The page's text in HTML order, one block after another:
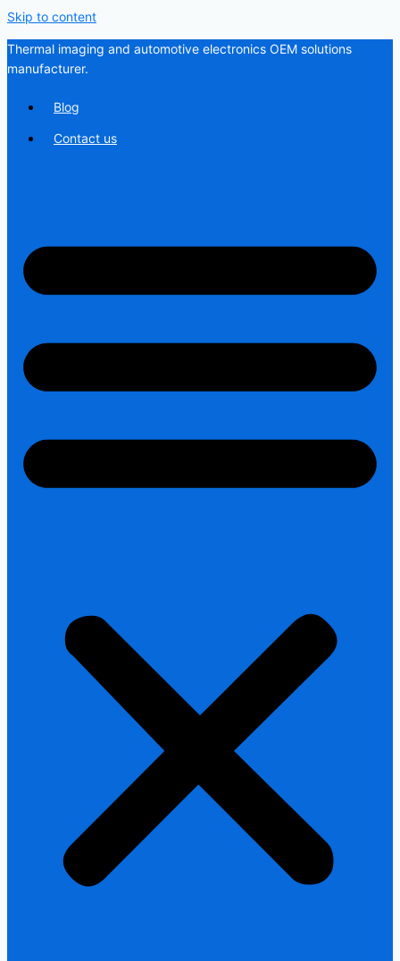
Skip to content
Thermal imaging and automotive electronics OEM solutions
manufacturer.
Blog
Contact us